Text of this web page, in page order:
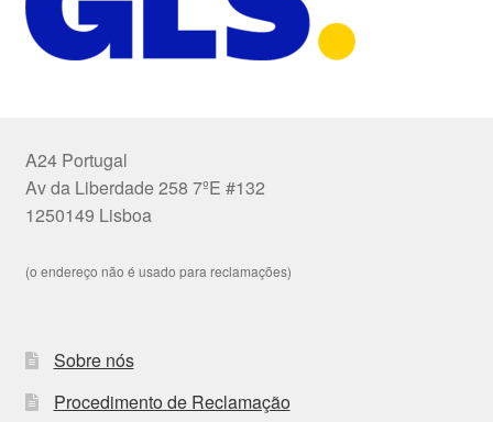
A24 Portugal
Av da Liberdade 258 7ºE #132
1250149 Lisboa
(o endereço não é usado para reclamações)
Sobre nós
Procedimento de Reclamação